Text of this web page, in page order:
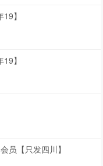
】
】
员【只发四川】